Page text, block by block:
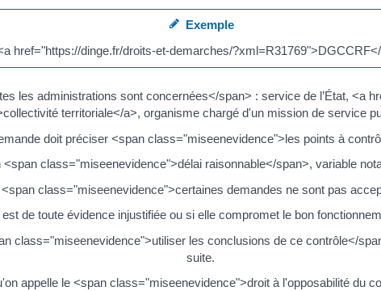
Exemple
href="https://dinge.fr/droits-et-demarches/
les administrations sont concernées</span> : service de l’État, <a
territoriale</a>, organisme chargé d'un mission de service
doit préciser <span class="miseenevidence">les points à
class="miseenevidence">délai raisonnable</span>, variable
<span class="miseenevidence">certaines demandes ne sont pas
de toute évidence injustifiée ou si elle compromet le bon
class="miseenevidence">utiliser les conclusions de ce contrôle</
suite.
appelle le <span class="miseenevidence">droit à l'opposabilité du